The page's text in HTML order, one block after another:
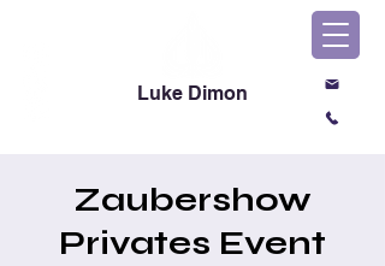
Luke Dimon
Zaubershow
Privates Event